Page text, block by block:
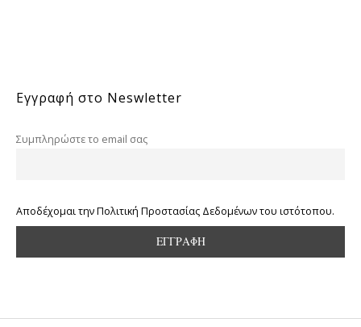
Εγγραφή στο Neswletter
Συμπληρώστε το email σας
Αποδέχομαι την Πολιτική Προστασίας Δεδομένων του ιστότοπου.